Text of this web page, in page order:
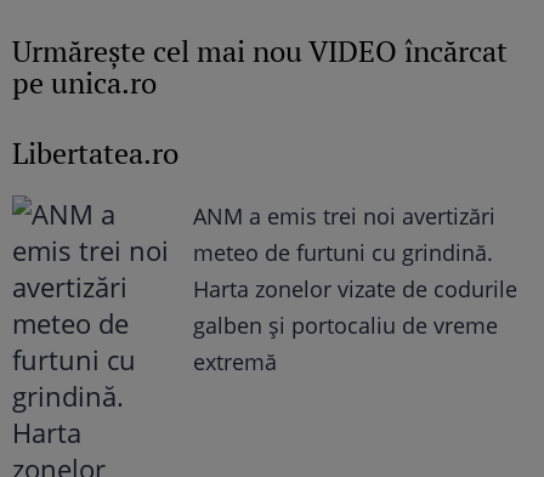
Urmăreşte cel mai nou VIDEO încărcat
pe unica.ro
Libertatea.ro
ANM a emis trei noi avertizări
meteo de furtuni cu grindină.
Harta zonelor vizate de codurile
galben și portocaliu de vreme
extremă